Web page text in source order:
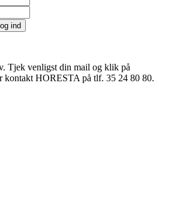
Tjek venligst din mail og klik på
kontakt HORESTA på tlf. 35 24 80 80.